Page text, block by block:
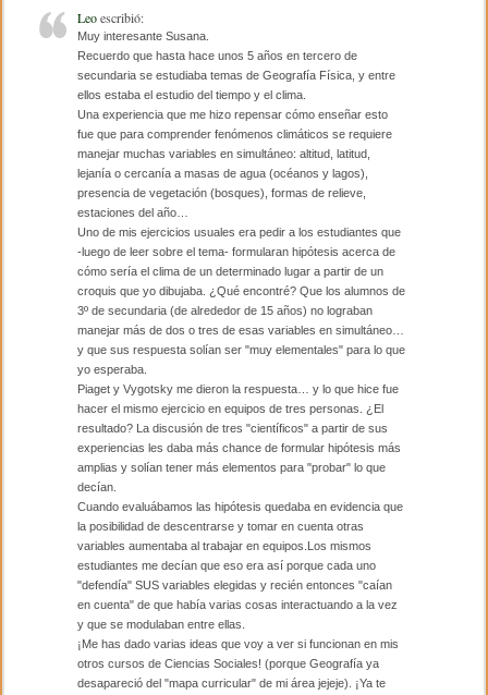
o
o
k
tir
Leoescribió:
Muy interesante Susana.
Recuerdo que hasta hace unos 5 años en tercero de
secundaria se estudiaba temas de Geografía Física, y entre
ellos estaba el estudio del tiempo y el clima.
Una experiencia que me hizo repensar cómo enseñar esto
fue que para comprender fenómenos climáticos se requiere
manejar muchas variables en simultáneo: altitud, latitud,
lejanía o cercanía a masas de agua (océanos y lagos),
presencia de vegetación (bosques), formas de relieve,
estaciones del año…
Uno de mis ejercicios usuales era pedir a los estudiantes que
-luego de leer sobre el tema- formularan hipótesis acerca de
cómo sería el clima de un determinado lugar a partir de un
croquis que yo dibujaba. ¿Qué encontré? Que los alumnos de
3º de secundaria (de alrededor de 15 años) no lograban
manejar más de dos o tres de esas variables en simultáneo…
y que sus respuesta solían ser "muy elementales" para lo que
yo esperaba.
Piaget y Vygotsky me dieron la respuesta… y lo que hice fue
hacer el mismo ejercicio en equipos de tres personas. ¿El
resultado? La discusión de tres "científicos" a partir de sus
experiencias les daba más chance de formular hipótesis más
amplias y solían tener más elementos para "probar" lo que
decían.
Cuando evaluábamos las hipótesis quedaba en evidencia que
la posibilidad de descentrarse y tomar en cuenta otras
variables aumentaba al trabajar en equipos.Los mismos
estudiantes me decían que eso era así porque cada uno
"defendía" SUS variables elegidas y recién entonces "caían
en cuenta" de que había varias cosas interactuando a la vez
y que se modulaban entre ellas.
¡Me has dado varias ideas que voy a ver si funcionan en mis
otros cursos de Ciencias Sociales! (porque Geografía ya
desapareció del "mapa curricular" de mi área jejeje). ¡Ya te